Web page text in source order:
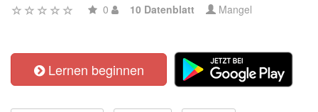
0 10 Datenblatt Mangel
Lernen beginnen